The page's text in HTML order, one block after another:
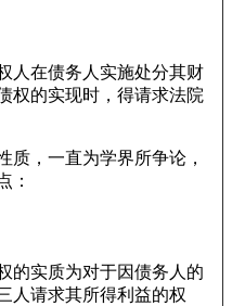
人在债务人实施处分其财
权的实现时，得请求法院
质，一直为学界所争论，
：
的实质为对于因债务人的
人请求其所得利益的权